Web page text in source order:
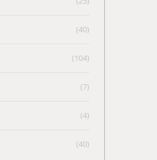
(40)
(104)
(7)
(4)
(40)